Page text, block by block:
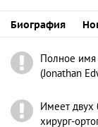
Биография
Полное имя
(Jonathan
Имеет двух
хирург-